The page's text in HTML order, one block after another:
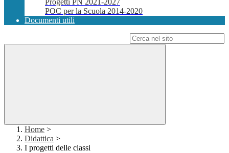
Progetti PN 2021-2027
POC per la Scuola 2014-2020
Documenti utili
Home >
Didattica >
I progetti delle classi